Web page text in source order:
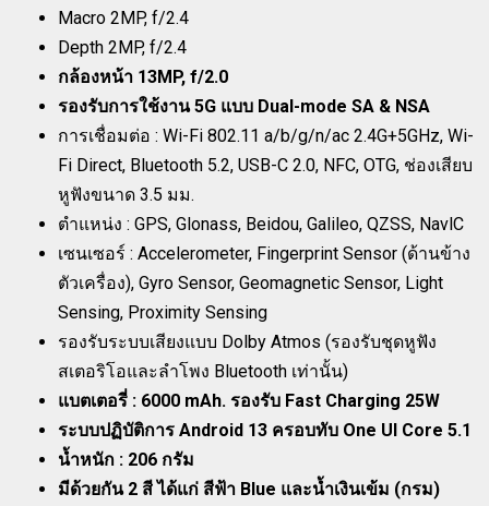
Macro 2MP, f/2.4
Depth 2MP, f/2.4
กล้องหน้า 13MP, f/2.0
รองรับการใช้งาน 5G แบบ Dual-mode SA & NSA
การเชื่อมต่อ : Wi-Fi 802.11 a/b/g/n/ac 2.4G+5GHz, Wi-
Fi Direct, Bluetooth 5.2, USB-C 2.0, NFC, OTG, ช่องเสียบ
หูฟังขนาด 3.5 มม.
ตำแหน่ง : GPS, Glonass, Beidou, Galileo, QZSS, NavlC
เซนเซอร์ : Accelerometer, Fingerprint Sensor (ด้านข้าง
ตัวเครื่อง), Gyro Sensor, Geomagnetic Sensor, Light
Sensing, Proximity Sensing
รองรับระบบเสียงแบบ Dolby Atmos (รองรับชุดหูฟัง
สเตอริโอและลำโพง Bluetooth เท่านั้น)
แบตเตอรี่ : 6000 mAh. รองรับ Fast Charging 25W
ระบบปฏิบัติการ Android 13 ครอบทับ One UI Core 5.1
น้ำหนัก : 206 กรัม
มีด้วยกัน 2 สี ได้แก่ สีฟ้า Blue และน้ำเงินเข้ม (กรม)